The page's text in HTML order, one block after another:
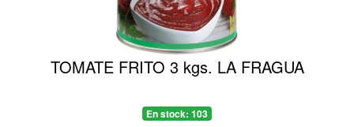
TOMATE FRITO 3 kgs. LA FRAGUA
En stock: 103